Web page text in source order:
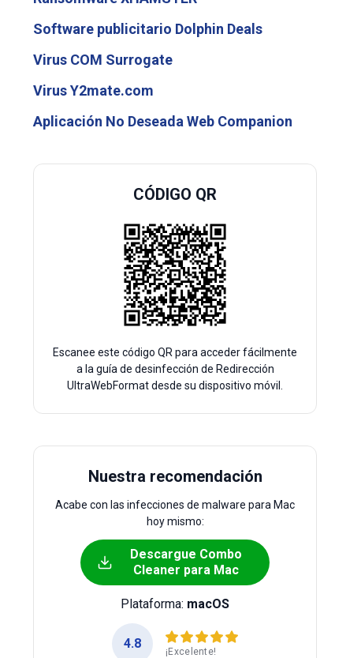
Software publicitario Dolphin Deals
Virus COM Surrogate
Virus Y2mate.com
Aplicación No Deseada Web Companion
CÓDIGO QR
Escanee este código QR para acceder fácilmente
a la guía de desinfección de Redirección
UltraWebFormat desde su dispositivo móvil.
Nuestra recomendación
Acabe con las infecciones de malware para Mac
hoy mismo:
Descargue Combo
Cleaner para Mac
Plataforma: macOS
4.8
¡Excelente!